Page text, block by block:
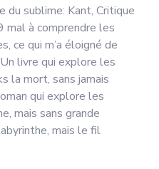
du sublime: Kant, Critique
à comprendre les
ce qui m’a éloigné de
livre qui explore les
la mort, sans jamais
qui explore les
mais sans grande
mais le fil